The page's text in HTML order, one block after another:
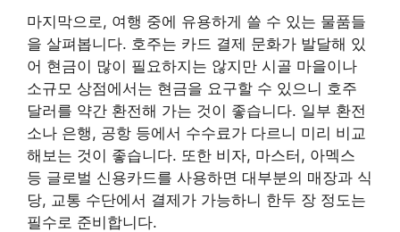
마지막으로, 여행 중에 유용하게 쓸 수 있는 물품들
을 살펴봅니다. 호주는 카드 결제 문화가 발달해 있
어 현금이 많이 필요하지는 않지만 시골 마을이나
소규모 상점에서는 현금을 요구할 수 있으니 호주
달러를 약간 환전해 가는 것이 좋습니다. 일부 환전
소나 은행, 공항 등에서 수수료가 다르니 미리 비교
해보는 것이 좋습니다. 또한 비자, 마스터, 아멕스
등 글로벌 신용카드를 사용하면 대부분의 매장과 식
당, 교통 수단에서 결제가 가능하니 한두 장 정도는
필수로 준비합니다.